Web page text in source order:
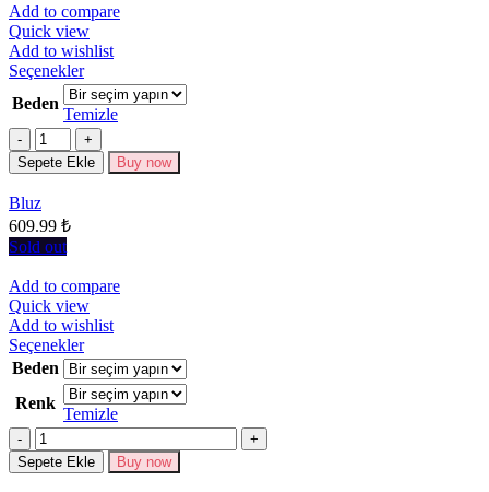
Add to compare
Quick view
Add to wishlist
SeçeneklerBu
ürünün
birden
fazla
varyasyonu
var.
Beden
Temizle
Miktar
Sepete Ekle Buy now
Bluz
609.99 ₺
Sold out
Add to compare
Quick view
Add to wishlist
SeçeneklerBu
ürünün
birden
fazla
varyasyonu
Seçenekler
Beden
Renk
Temizle
Miktar
Sepete Ekle Buy now